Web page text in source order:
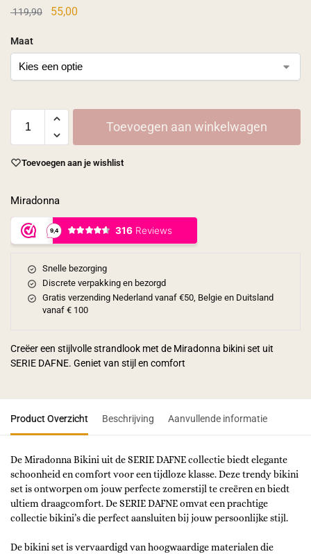
119,90 55,00
Maat
Toevoegen aan winkelwagen
Toevoegen aan je wishlist
Miradonna
Snelle bezorging
Discrete verpakking en bezorgd
Gratis verzending Nederland vanaf €50, Belgie en Duitsland
vanaf € 100
Creëer een stijlvolle strandlook met de Miradonna bikini set uit
SERIE DAFNE. Geniet van stijl en comfort
Product Overzicht Beschrijving Aanvullende informatie
De Miradonna Bikini uit de SERIE DAFNE collectie biedt elegante
schoonheid en comfort voor een tijdloze klasse. Deze trendy bikini
set is ontworpen om jouw perfecte zomerstijl te creëren en biedt
ultiem draagcomfort. De SERIE DAFNE omvat een prachtige
collectie bikini’s die perfect aansluiten bij jouw persoonlijke stijl.
De bikini set is vervaardigd van hoogwaardige materialen die